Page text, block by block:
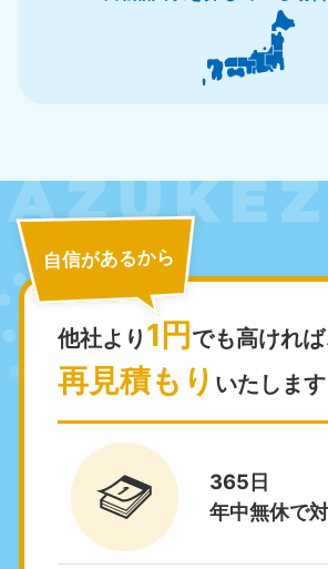
自信があるから
他社より 1円 でも高ければ
再見積もり いたします
365日
年中無休で
050-1881-5277
9:00〜19:00 年中無休
050-
9:00〜
岩手県
050-1881-5274
9:00〜19:00 年中無休
050-
山形県
050-1881-5273
9:00〜19:00 年中無休
050-
9:00〜
福島県
050-1881-5271
9:00〜19:00 年中無休